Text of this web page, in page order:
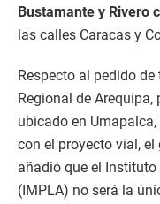
Bustamante y Rivero
las calles Caracas y
Respecto al pedido
Regional de Arequipa,
ubicado en
con el proyecto vial,
añadió que el
(IMPLA) no será la